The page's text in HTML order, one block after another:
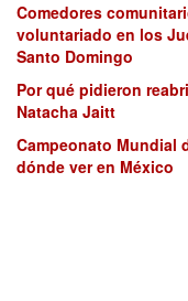
Comedores
voluntariado en los
Santo Domingo
Por qué pidieron
Natacha Jaitt
Campeonato Mundial
dónde ver en México